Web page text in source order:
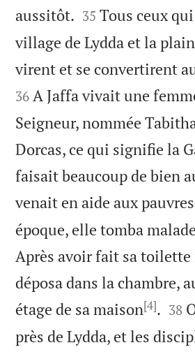
aussitôt. 

35 Tous ceux
village de Lydda et la
virent et se convertirent
36 A Jaffa vivait une
Seigneur, nommée
Dorcas, ce qui signifie la
faisait beaucoup de bien
venait en aide aux
époque, elle tomba
Après avoir fait sa toilette
déposa dans la chambre,
étage de sa maison[4]. 

38
près de Lydda, et les